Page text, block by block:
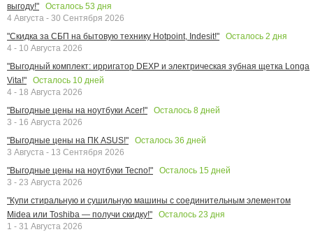
выгоду!"
Осталось 53 дня
4 Августа - 30 Сентября 2026
"Скидка за СБП на бытовую технику Hotpoint, Indesit!"
Осталось 2 дня
4 - 10 Августа 2026
"Выгодный комплект: ирригатор DEXP и электрическая зубная щетка Longa
Vita!"
Осталось 10 дней
4 - 18 Августа 2026
"Выгодные цены на ноутбуки Acer!"
Осталось 8 дней
3 - 16 Августа 2026
"Выгодные цены на ПК ASUS!"
Осталось 36 дней
3 Августа - 13 Сентября 2026
"Выгодные цены на ноутбуки Tecno!"
Осталось 15 дней
3 - 23 Августа 2026
"Купи стиральную и сушильную машины с соединительным элементом
Midea или Toshiba — получи скидку!"
Осталось 23 дня
1 - 31 Августа 2026